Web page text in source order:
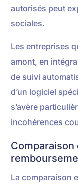
autorisés peut
sociales.
Les entreprises
amont, en
de suivi
d’un logiciel
s’avère
incohérences
La comparaison